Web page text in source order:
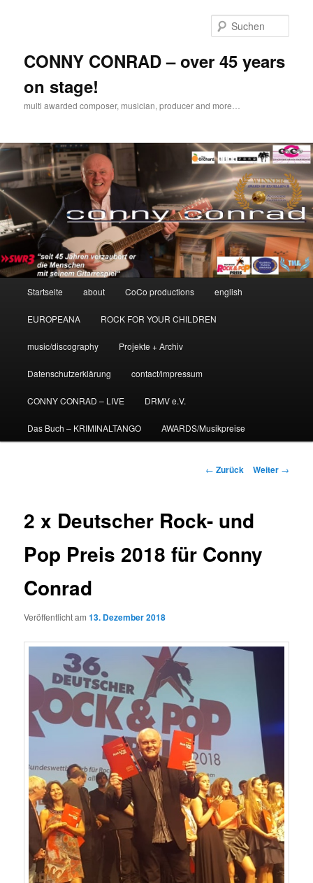
CONNY CONRAD – over 45 years
on stage!
multi awarded composer, musician, producer and more…
Startseite about CoCo productions english
EUROPEANA ROCK FOR YOUR CHILDREN
music/discography Projekte + Archiv
Datenschutzerklärung contact/impressum
CONNY CONRAD – LIVE DRMV e.V.
Das Buch – KRIMINALTANGO AWARDS/Musikpreise
Beitrags-
← Zurück Weiter →
2 x Deutscher Rock- und
Pop Preis 2018 für Conny
Conrad
Veröffentlicht am13. Dezember 2018